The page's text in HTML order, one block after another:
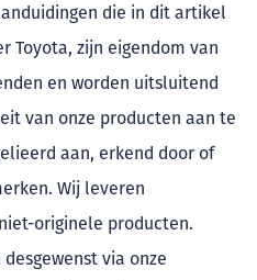
die in dit artikel
Toyota, zijn eigendom van
en worden uitsluitend
van onze producten aan te
aan, erkend door of
Wij leveren
originele producten.
via onze